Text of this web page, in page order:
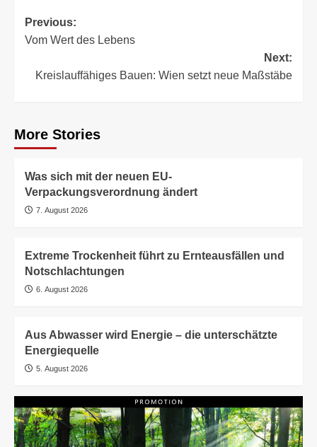
Post
navigation
Previous:
Vom Wert des Lebens
Next:
Kreislauffähiges Bauen: Wien setzt neue Maßstäbe
More Stories
Was sich mit der neuen EU-
Verpackungsverordnung ändert
7. August 2026
Extreme Trockenheit führt zu Ernteausfällen und
Notschlachtungen
6. August 2026
Aus Abwasser wird Energie – die unterschätzte
Energiequelle
5. August 2026